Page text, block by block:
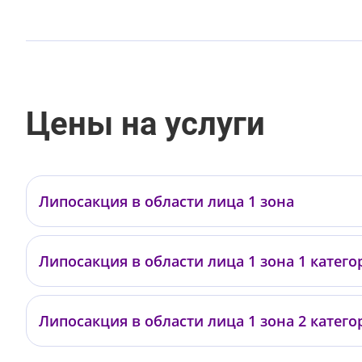
Цены на услуги
Липосакция в области лица 1 зона
Копасов А.Е.
Филиппов А.И.
Липосакция в области лица 1 зона 1
Чернышев Г.М.
Липосакция в области лица 1 зона 2